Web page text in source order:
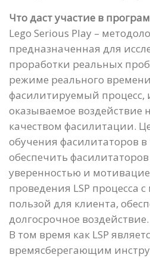
Что даст участие в
Lego Serious Play –
предназначенная для
проработки реальных
режиме реального времени.
фасилитируемый процесс,
оказываемое воздействие
качеством фасилитации.
обучения фасилитаторов
обеспечить
уверенностью и
проведения LSP процесса
пользой для клиента,
долгосрочное воздействие.
В том время как LSP
времясберегающим